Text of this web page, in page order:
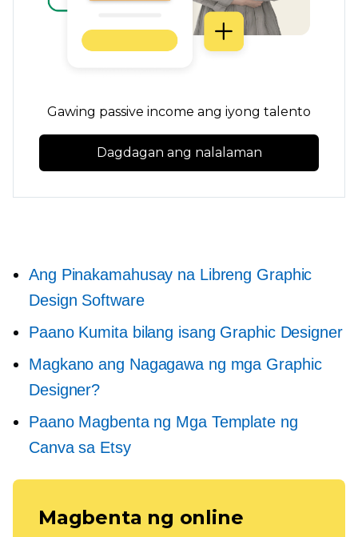
Gawing passive income ang iyong talento
Dagdagan ang nalalaman
Ang Pinakamahusay na Libreng Graphic
Design Software
Paano Kumita bilang isang Graphic Designer
Magkano ang Nagagawa ng mga Graphic
Designer?
Paano Magbenta ng Mga Template ng
Canva sa Etsy
Magbenta ng online